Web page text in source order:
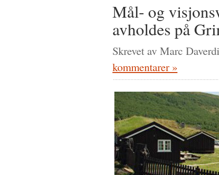
Mål- og
avholdes på
Skrevet av Marc
kommentarer »